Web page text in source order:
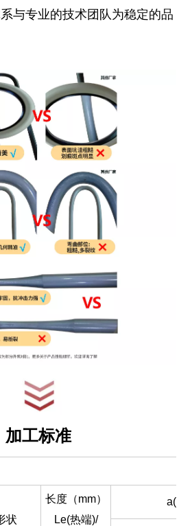
与专业的技术团队为稳定的品
加工标准
状
长度（mm）
Le(热端)/